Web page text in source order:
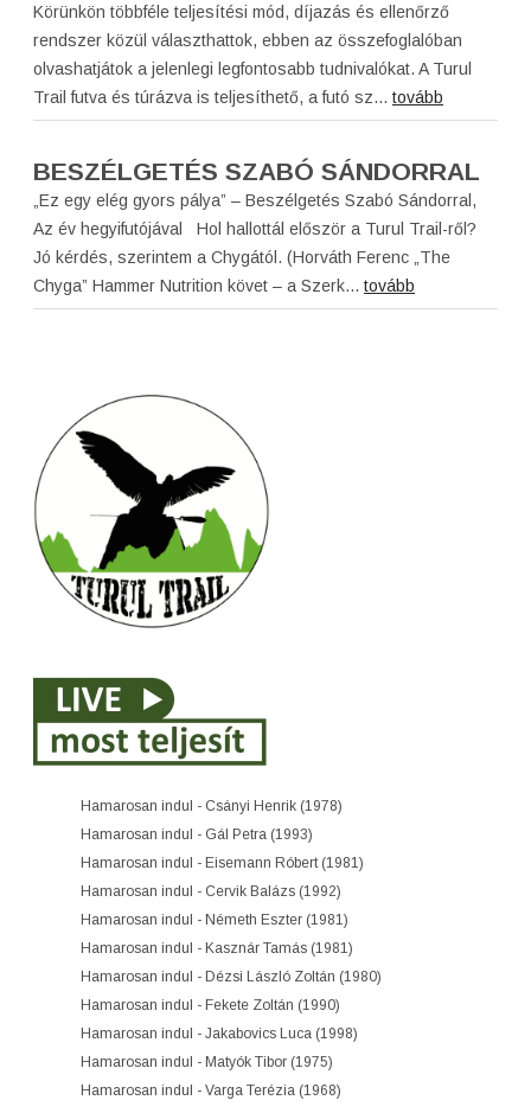
Körünkön többféle teljesítési mód, díjazás és ellenőrző
rendszer közül választhattok, ebben az összefoglalóban
olvashatjátok a jelenlegi legfontosabb tudnivalókat. A Turul
Trail futva és túrázva is teljesíthető, a futó sz... tovább
BESZÉLGETÉS SZABÓ SÁNDORRAL
„Ez egy elég gyors pálya” – Beszélgetés Szabó Sándorral,
Az év hegyifutójával Hol hallottál először a Turul Trail-ről?
Jó kérdés, szerintem a Chygától. (Horváth Ferenc „The
Chyga” Hammer Nutrition követ – a Szerk... tovább
Hamarosan indul - Csányi Henrik (1978)
Hamarosan indul - Gál Petra (1993)
Hamarosan indul - Eisemann Róbert (1981)
Hamarosan indul - Cervik Balázs (1992)
Hamarosan indul - Németh Eszter (1981)
Hamarosan indul - Kasznár Tamás (1981)
Hamarosan indul - Dézsi László Zoltán (1980)
Hamarosan indul - Fekete Zoltán (1990)
Hamarosan indul - Jakabovics Luca (1998)
Hamarosan indul - Matyók Tibor (1975)
Hamarosan indul - Varga Terézia (1968)